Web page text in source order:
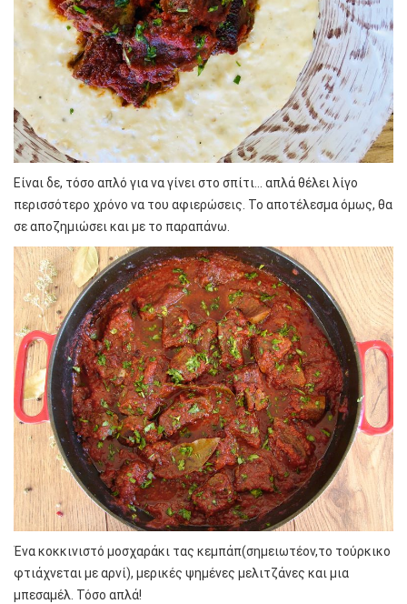
Είναι δε, τόσο απλό για να γίνει στο σπίτι… απλά θέλει λίγο
περισσότερο χρόνο να του αφιερώσεις. Το αποτέλεσμα όμως, θα
σε αποζημιώσει και με το παραπάνω.
Ένα κοκκινιστό μοσχαράκι τας κεμπάπ(σημειωτέον,το τούρκικο
φτιάχνεται με αρνί), μερικές ψημένες μελιτζάνες και μια
μπεσαμέλ. Τόσο απλά!